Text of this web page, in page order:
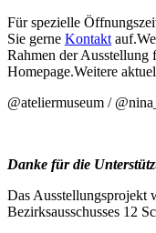
Für spezielle
Sie gerne Kontakt
Rahmen der Ausstellung
Homepage.Weitere
@ateliermuseum /
Danke für die
Das Ausstellungsprojekt
Bezirksausschusses 12